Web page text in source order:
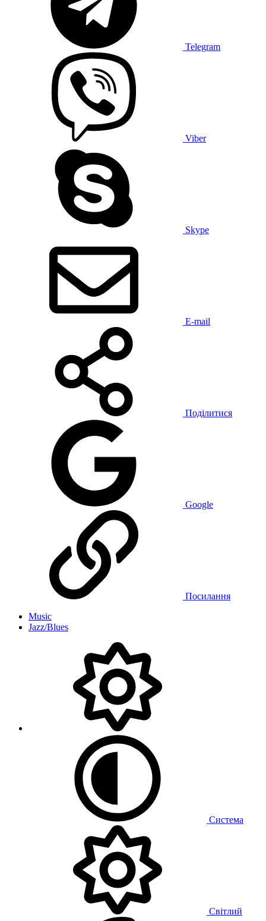
Telegram
Viber
Skype
E-mail
Поділитися
Google
Посилання
Music
Jazz/Blues
Система
Світлий